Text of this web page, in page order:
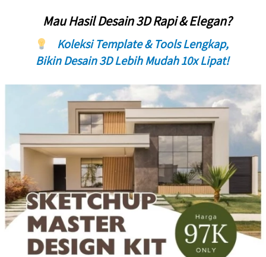
Mau Hasil Desain 3D Rapi & Elegan?
Koleksi Template & Tools Lengkap,
Bikin Desain 3D Lebih Mudah 10x Lipat!